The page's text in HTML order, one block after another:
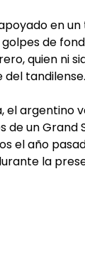
en
de
quien ni
del tandilense.
el argentino
de un Grand
el año
la